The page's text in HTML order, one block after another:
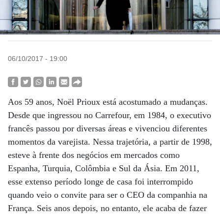
06/10/2017 - 19:00
Aos 59 anos, Noël Prioux está acostumado a mudanças.
Desde que ingressou no Carrefour, em 1984, o executivo
francês passou por diversas áreas e vivenciou diferentes
momentos da varejista. Nessa trajetória, a partir de 1998,
esteve à frente dos negócios em mercados como
Espanha, Turquia, Colômbia e Sul da Ásia. Em 2011,
esse extenso período longe de casa foi interrompido
quando veio o convite para ser o CEO da companhia na
França. Seis anos depois, no entanto, ele acaba de fazer